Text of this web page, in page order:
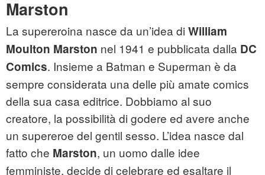
Marston
La supereroina nasce da un’idea di William
Moulton Marston nel 1941 e pubblicata dalla DC
Comics. Insieme a Batman e Superman è da
sempre considerata una delle più amate comics
della sua casa editrice. Dobbiamo al suo
creatore, la possibilità di godere ed avere anche
un supereroe del gentil sesso. L’idea nasce dal
fatto che Marston, un uomo dalle idee
femministe, decide di celebrare ed esaltare il